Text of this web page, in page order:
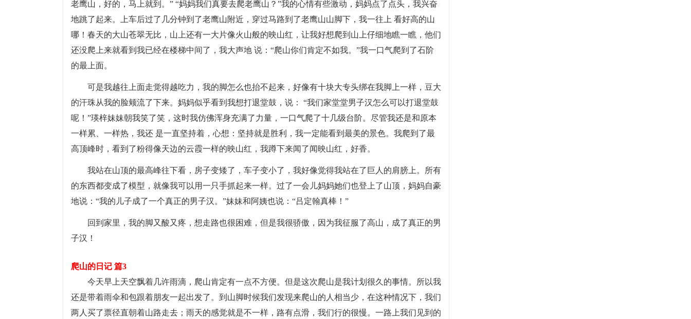
老鹰山，好的，马上就到。” “妈妈我们真要去爬老鹰山？”我的心情有些激动，妈妈点了点头，我兴奋
地跳了起来。上车后过了几分钟到了老鹰山附近，穿过马路到了老鹰山山脚下，我一往上 看好高的山
哪！春天的大山苍翠无比，山上还有一大片像火山般的映山红，让我好想爬到山上仔细地瞧一瞧，他们
还没爬上来就看到我已经在楼梯中间了，我大声地 说：“爬山你们肯定不如我。”我一口气爬到了石阶
的最上面。
可是我越往上面走觉得越吃力，我的脚怎么也抬不起来，好像有十块大专头绑在我脚上一样，豆大
的汗珠从我的脸颊流了下来。妈妈似乎看到我想打退堂鼓，说： “我们家堂堂男子汉怎么可以打退堂鼓
呢！”瑛梓妹妹朝我笑了笑，这时我仿佛浑身充满了力量，一口气爬了十几级台阶。尽管我还是和原本
一样累、一样热，我还 是一直坚持着，心想：坚持就是胜利，我一定能看到最美的景色。我爬到了最
高顶峰时，看到了粉得像天边的云霞一样的映山红，我蹲下来闻了闻映山红，好香。
我站在山顶的最高峰往下看，房子变矮了，车子变小了，我好像觉得我站在了巨人的肩膀上。所有
的东西都变成了模型，就像我可以用一只手抓起来一样。过了一会儿妈妈她们也登上了山顶，妈妈自豪
地说：“我的儿子成了一个真正的男子汉。”妹妹和阿姨也说：“吕定翰真棒！”
回到家里，我的脚又酸又疼，想走路也很困难，但是我很骄傲，因为我征服了高山，成了真正的男
子汉！
爬山的日记 篇3
今天早上天空飘着几许雨滴，爬山肯定有一点不方便。但是这次爬山是我计划很久的事情。所以我
还是带着雨伞和包跟着朋友一起出发了。到山脚时候我们发现来爬山的人相当少，在这种情况下，我们
两人买了票径直朝着山路走去；雨天的感觉就是不一样，路有点滑，我们行的很慢。一路上我们见到的